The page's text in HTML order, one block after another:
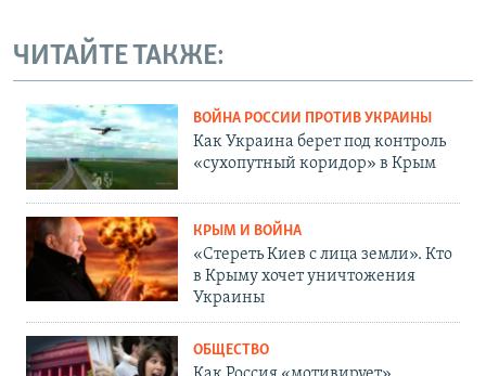
ЧИТАЙТЕ ТАКЖЕ:
ВОЙНА РОССИИ ПРОТИВ УКРАИНЫ
Как Украина берет под контроль
«сухопутный коридор» в Крым
КРЫМ И ВОЙНА
«Стереть Киев с лица земли». Кто
в Крыму хочет уничтожения
Украины
ОБЩЕСТВО